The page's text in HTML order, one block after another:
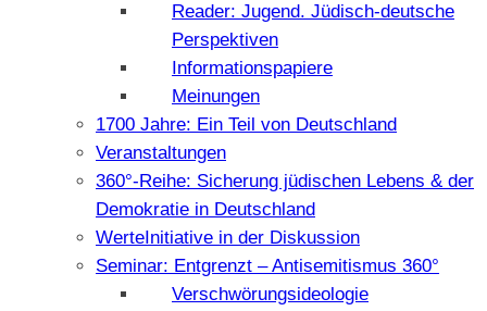
Reader: Jugend. Jüdisch-deutsche
Perspektiven
Informationspapiere
Meinungen
1700 Jahre: Ein Teil von Deutschland
Veranstaltungen
360°-Reihe: Sicherung jüdischen Lebens & der
Demokratie in Deutschland
WerteInitiative in der Diskussion
Seminar: Entgrenzt – Antisemitismus 360°
Verschwörungsideologie